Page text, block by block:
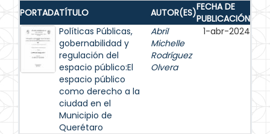
PORTADATÍTULO AUTOR(ES)FECHA DE
PUBLICACIÓN
Políticas Públicas,
gobernabilidad y
regulación del
espacio público:El
espacio público
como derecho a la
ciudad en el
Municipio de
Querétaro
Abril
Michelle
Rodríguez
Olvera
1-abr-2024